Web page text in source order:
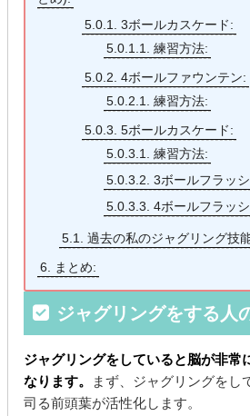
5.0.1.
3ボールカスケード:
5.0.1.1.
練習方法:
5.0.2. 4ボールファウンテン:
5.0.2.1.
練習方法:
5.0.3. 5ボールカスケード:
5.0.3.1.
練習方法:
5.0.3.2. 3ボールフラッ
5.0.3.3. 4ボールフラッシ
5.1.
過去の私のジャグリング技
6.
まとめ:
ジャグリングをする人
ジャグリングをしていると脳が非常
なります。
まず、ジャグリングをし
司る前頭葉が活性化します。